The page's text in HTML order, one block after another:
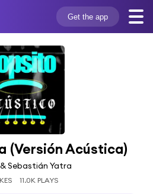
Get the app
(Versión Acústica)
Sebastián Yatra
11.0K PLAYS